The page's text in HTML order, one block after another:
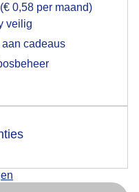
(€ 0,58 per maand)
veilig
cadeaus
op hebt gegeven,
je browser waarin
popup
later